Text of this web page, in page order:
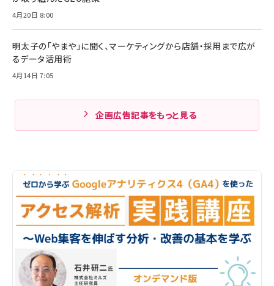
4月20日 8:00
明太子の「やまや」に聞く、マーケティングから店舗・採用まで広が
るデータ活用術
4月14日 7:05
企画広告記事をもっと見る